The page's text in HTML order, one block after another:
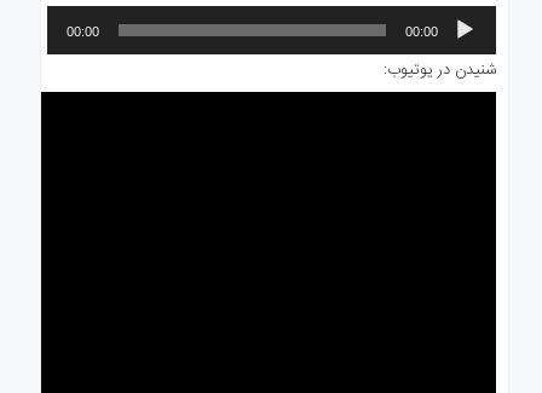
پخش‌کننده
صوت
00:00
00:00
شنیدن در یوتیوب: